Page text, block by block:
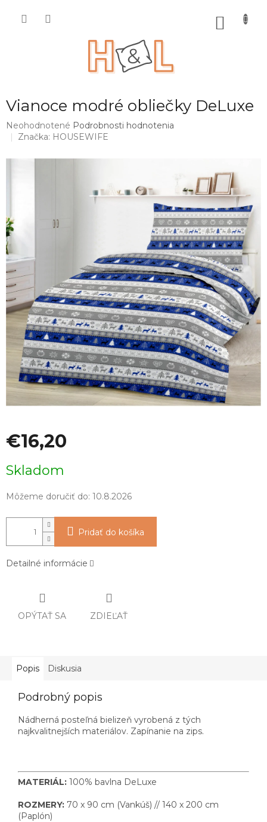
Vianoce modré obliečky DeLuxe
Priemerné
hodnotenie
je
Neohodnotené Podrobnosti hodnotenia
Značka: HOUSEWIFE
€16,20
cena:
Skladom
Môžeme doručiť do: 10.8.2026
Pridať do košíka
Detailné informácie
OPÝTAŤ SA ZDIEĽAŤ
Popis Diskusia
Podrobný popis
Nádherná posteľná bielizeň vyrobená z tých
najkvalitnejších materiálov. Zapínanie na zips.
MATERIÁL: 100% bavlna DeLuxe
ROZMERY: 70 x 90 cm (Vankúš) // 140 x 200 cm
(Paplón)